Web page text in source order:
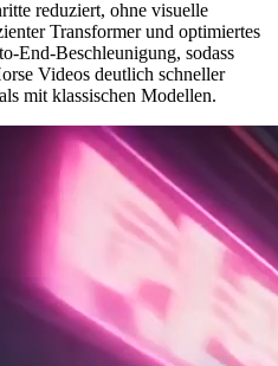
reduziert, ohne visuelle
Transformer und optimiertes
End-Beschleunigung, sodass
Videos deutlich schneller
mit klassischen Modellen.